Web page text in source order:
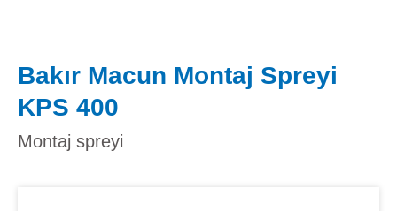
Bakır Macun Montaj Spreyi
KPS 400
Montaj spreyi